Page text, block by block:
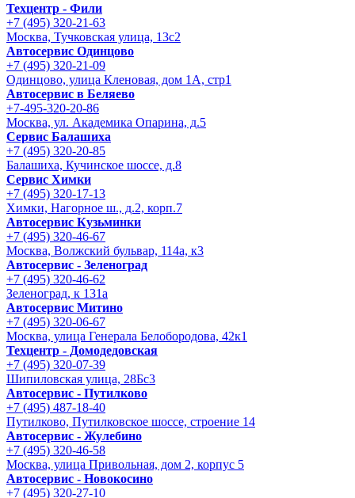
Техцентр - Фили
+7 (495) 320-21-63
Москва, Тучковская улица, 13с2
Автосервис Одинцово
+7 (495) 320-21-09
Одинцово, улица Кленовая, дом 1А, стр1
Автосервис в Беляево
+7-495-320-20-86
Москва, ул. Академика Опарина, д.5
Сервис Балашиха
+7 (495) 320-20-85
Балашиха, Кучинское шоссе, д.8
Сервис Химки
+7 (495) 320-17-13
Химки, Нагорное ш., д.2, корп.7
Автосервис Кузьминки
+7 (495) 320-46-67
Москва, Волжский бульвар, 114а, к3
Автосервис - Зеленоград
+7 (495) 320-46-62
Зеленоград, к 131а
Автосервис Митино
+7 (495) 320-06-67
Москва, улица Генерала Белобородова, 42к1
Техцентр - Домодедовская
+7 (495) 320-07-39
Шипиловская улица, 28Бс3
Автосервис - Путилково
+7 (495) 487-18-40
Путилково, Путилковское шоссе, строение 14
Автосервис - Жулебино
+7 (495) 320-46-58
Москва, улица Привольная, дом 2, корпус 5
Автосервис - Новокосино
+7 (495) 320-27-10